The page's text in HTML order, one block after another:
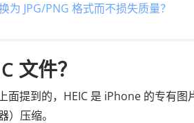
为 JPG/PNG 格式而不损失质量？
文件？
面提到的，HEIC 是 iPhone 的专有
）压缩。